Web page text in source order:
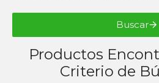
Buscar
Productos
Criterio de